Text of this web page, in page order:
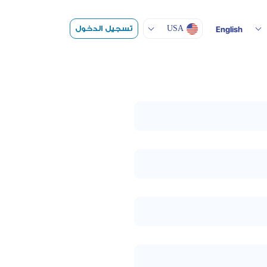
Toggle Dropdown
English
USA تسجيل الدخول